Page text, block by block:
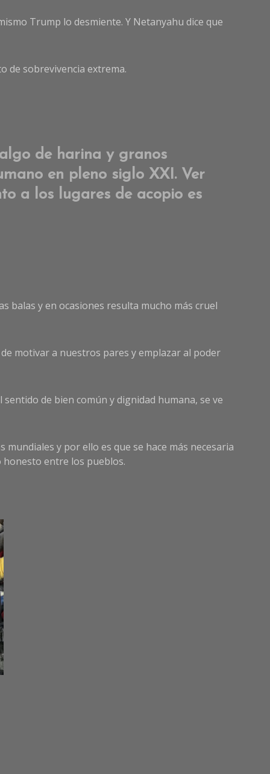
Trump lo desmiente. Y Netanyahu dice que
de sobrevivencia extrema.
de harina y granos
en pleno siglo XXI. Ver
a los lugares de acopio es
balas y en ocasiones resulta mucho más cruel
motivar a nuestros pares y emplazar al poder
de bien común y dignidad humana, se ve
y por ello es que se hace más necesaria
honesto entre los pueblos.